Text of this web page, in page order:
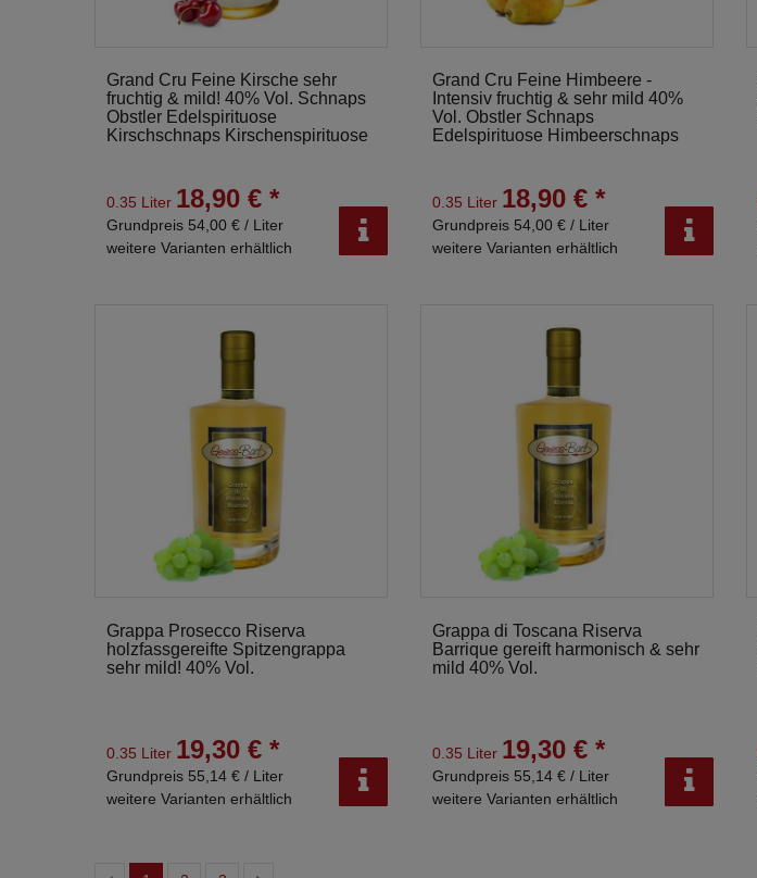
Grand Cru Feine Kirsche sehr
fruchtig & mild! 40% Vol. Schnaps
Obstler Edelspirituose
Kirschschnaps Kirschenspirituose
0.35 Liter 18,90 € *
Grundpreis 54,00 € / Liter
weitere Varianten erhältlich
Grand Cru Feine Himbeere -
Intensiv fruchtig & sehr mild 40%
Vol. Obstler Schnaps
Edelspirituose Himbeerschnaps
0.35 Liter 18,90 € *
Grundpreis 54,00 € / Liter
weitere Varianten erhältlich
Grappa Prosecco Riserva
holzfassgereifte Spitzengrappa
sehr mild! 40% Vol.
0.35 Liter 19,30 € *
Grundpreis 55,14 € / Liter
weitere Varianten erhältlich
Grappa di Toscana Riserva
Barrique gereift harmonisch & sehr
mild 40% Vol.
0.35 Liter 19,30 € *
Grundpreis 55,14 € / Liter
weitere Varianten erhältlich